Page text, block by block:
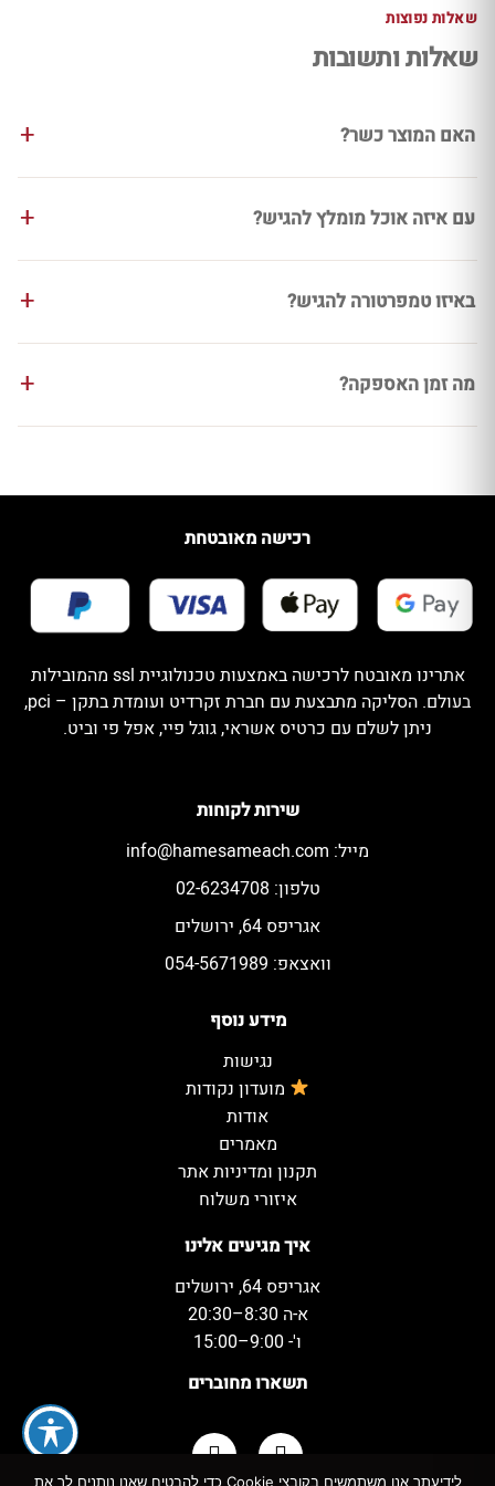
שאלות נפוצות
שאלות ותשובות
האם המוצר כשר?
עם איזה אוכל מומלץ להגיש?
באיזו טמפרטורה להגיש?
מה זמן האספקה?
איך מגיעים אלינו
אגריפס 64, ירושלים
א-ה 8:30–20:30
ו'- 9:00–15:00
תשארו מחוברים
מידע נוסף
נגישות
מועדון נקודות
אודות
מאמרים
תקנון ומדיניות אתר
איזורי משלוח
שירות לקוחות
מייל: info@hamesameach.com
טלפון: 02-6234708
אגריפס 64, ירושלים
וואצאפ: 054-5671989
רכישה מאובטחת
אתרינו מאובטח לרכישה באמצעות טכנולוגיית ssl מהמובילות
בעולם. הסליקה מתבצעת עם חברת זקרדיט ועומדת בתקן – pci,
ניתן לשלם עם כרטיס אשראי, גוגל פיי, אפל פי וביט.
לידיעתך אנו משתמשים בקובצי Cookie כדי להבטיח שאנו נותנים לך את